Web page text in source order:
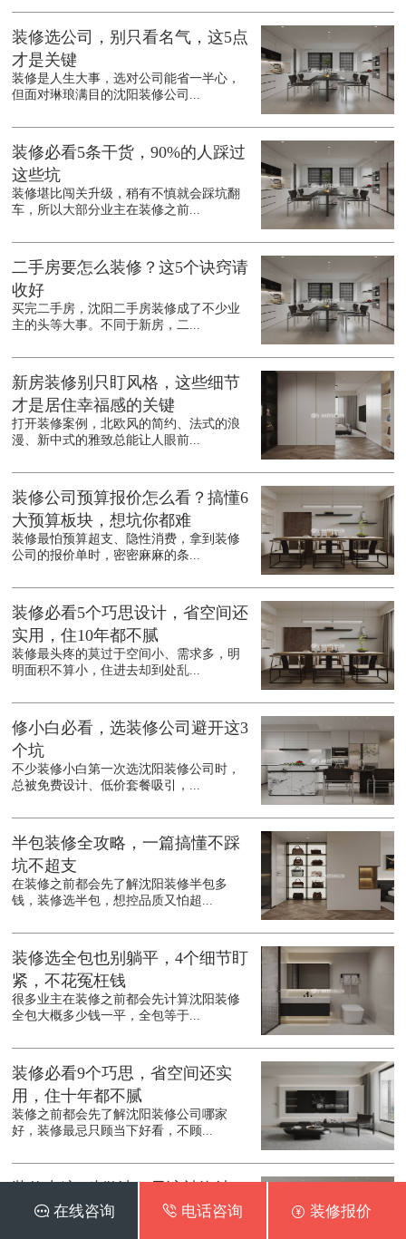
装修选公司，别只看名气，这5点
才是关键
装修是人生大事，选对公司能省一半心，
但面对琳琅满目的沈阳装修公司...
装修必看5条干货，90%的人踩过
这些坑
装修堪比闯关升级，稍有不慎就会踩坑翻
车，所以大部分业主在装修之前...
二手房要怎么装修？这5个诀窍请
收好
买完二手房，沈阳二手房装修成了不少业
主的头等大事。不同于新房，二...
新房装修别只盯风格，这些细节
才是居住幸福感的关键
打开装修案例，北欧风的简约、法式的浪
漫、新中式的雅致总能让人眼前...
装修公司预算报价怎么看？搞懂6
大预算板块，想坑你都难
装修最怕预算超支、隐性消费，拿到装修
公司的报价单时，密密麻麻的条...
装修必看5个巧思设计，省空间还
实用，住10年都不腻
装修最头疼的莫过于空间小、需求多，明
明面积不算小，住进去却到处乱...
修小白必看，选装修公司避开这3
个坑
不少装修小白第一次选沈阳装修公司时，
总被免费设计、低价套餐吸引，...
半包装修全攻略，一篇搞懂不踩
坑不超支
在装修之前都会先了解沈阳装修半包多
钱，装修选半包，想控品质又怕超...
装修选全包也别躺平，4个细节盯
紧，不花冤枉钱
很多业主在装修之前都会先计算沈阳装修
全包大概多少钱一平，全包等于...
装修必看9个巧思，省空间还实
用，住十年都不腻
装修之前都会先了解沈阳装修公司哪家
好，装修最忌只顾当下好看，不顾...
了，谁做谁后悔
 在线咨询  电话咨询  装修报价